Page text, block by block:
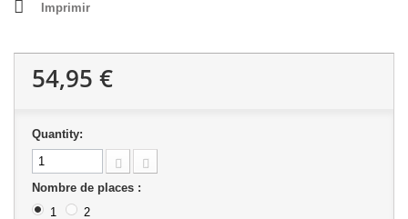
Imprimir
54,95 €
Quantity:
Nombre de places :
1
2